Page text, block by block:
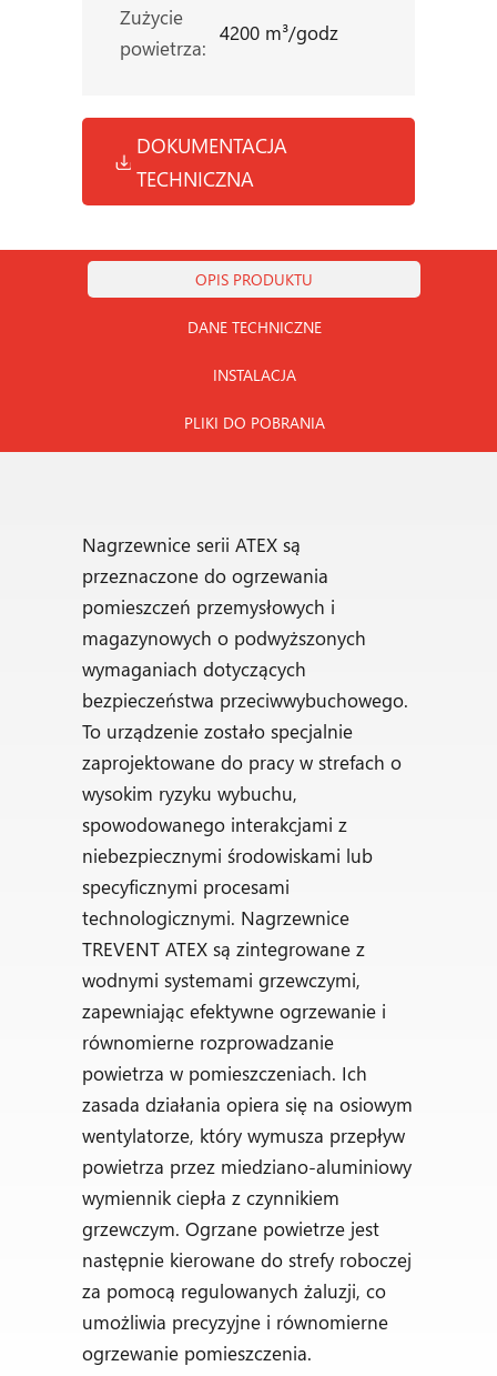
Zużycie
powietrza:
4200 m³/godz
DOKUMENTACJA
TECHNICZNA
OPIS PRODUKTU
DANE TECHNICZNE
INSTALACJA
PLIKI DO POBRANIA
Nagrzewnice serii ATEX są
przeznaczone do ogrzewania
pomieszczeń przemysłowych i
magazynowych o podwyższonych
wymaganiach dotyczących
bezpieczeństwa przeciwwybuchowego.
To urządzenie zostało specjalnie
zaprojektowane do pracy w strefach o
wysokim ryzyku wybuchu,
spowodowanego interakcjami z
niebezpiecznymi środowiskami lub
specyficznymi procesami
technologicznymi. Nagrzewnice
TREVENT ATEX są zintegrowane z
wodnymi systemami grzewczymi,
zapewniając efektywne ogrzewanie i
równomierne rozprowadzanie
powietrza w pomieszczeniach. Ich
zasada działania opiera się na osiowym
wentylatorze, który wymusza przepływ
powietrza przez miedziano-aluminiowy
wymiennik ciepła z czynnikiem
grzewczym. Ogrzane powietrze jest
następnie kierowane do strefy roboczej
za pomocą regulowanych żaluzji, co
umożliwia precyzyjne i równomierne
ogrzewanie pomieszczenia.